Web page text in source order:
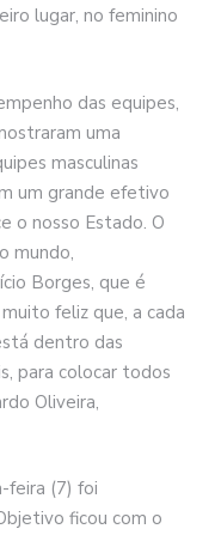
lugar, no feminino
das equipes,
uma
masculinas
um grande efetivo
o nosso Estado. O
mundo,
Borges, que é
feliz que, a cada
dentro das
para colocar todos
Oliveira,
feira (7) foi
ficou com o